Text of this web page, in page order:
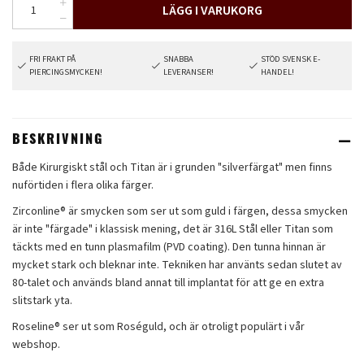
LÄGG I VARUKORG
FRI FRAKT PÅ
PIERCINGSMYCKEN!
SNABBA
LEVERANSER!
STÖD SVENSK E-
HANDEL!
BESKRIVNING
Både Kirurgiskt stål och Titan är i grunden "silverfärgat" men finns
nuförtiden i flera olika färger.
Zirconline® är smycken som ser ut som guld i färgen, dessa smycken
är inte "färgade" i klassisk mening, det är 316L Stål eller Titan som
täckts med en tunn plasmafilm (PVD coating). Den tunna hinnan är
mycket stark och bleknar inte. Tekniken har använts sedan slutet av
80-talet och används bland annat till implantat för att ge en extra
slitstark yta.
Roseline® ser ut som Roséguld, och är otroligt populärt i vår
webshop.